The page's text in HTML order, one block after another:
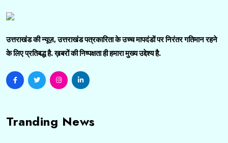
उत्तराखंड की न्यूज़, उत्तराखंड पत्रकारिता के उच्च मापदंडों पर निरंतर गतिमान रहने
के लिए प्रतिबद्ध है. ख़बरों की निष्पक्षता ही हमारा मुख्य उद्देश्य है.
Tranding News